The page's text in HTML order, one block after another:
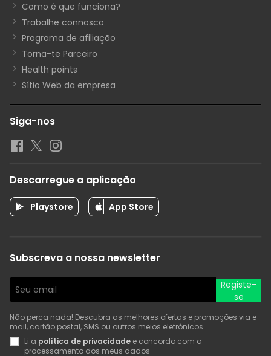
Como é que funciona?
Trabalhe connosco
Programa de afiliação
Torna-te Parceiro
Health points
Sítio Web da empresa
Siga-nos
Descarregue a aplicação
Playstore App Store
Subscreva a nossa newsletter
Registe-
se
Não perca nada! Descubra as melhores ofertas e promoções via e-
mail, cartão postal, SMS ou outros meios eletrónicos
Li a política de privacidade e concordo com o
processamento dos meus dados